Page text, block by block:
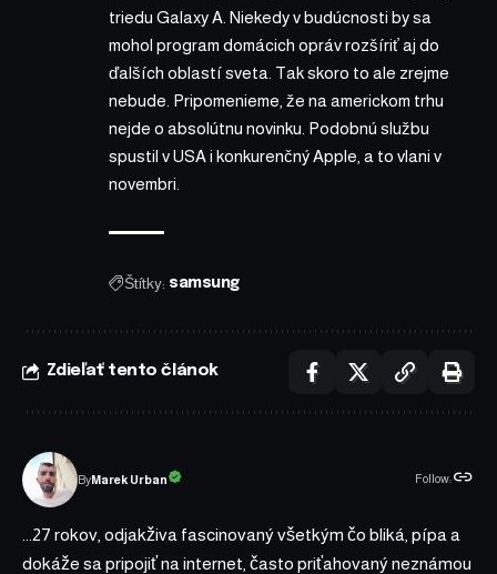
triedu Galaxy A. Niekedy v budúcnosti by sa
mohol program domácich opráv rozšíriť aj do
ďalších oblastí sveta. Tak skoro to ale zrejme
nebude. Pripomenieme, že na americkom trhu
nejde o absolútnu novinku. Podobnú službu
spustil v USA i konkurenčný Apple, a to vlani v
novembri
Štítky: samsung
Zdieľať tento článok
ByMarek Urban Follow:
...27 rokov, odjakživa fascinovaný všetkým čo bliká, pípa a
dokáže sa pripojiť na internet, často priťahovaný neznámou